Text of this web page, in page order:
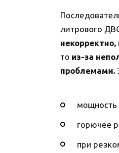
литрового
некорректно,
то из-за
проблемами.
мощность
горючее
при